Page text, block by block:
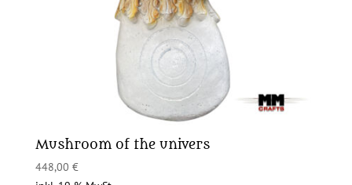
Mushroom of the univers
448,00 €